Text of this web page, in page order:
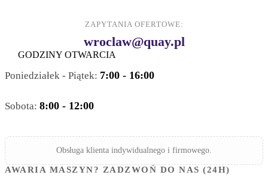
ZAPYTANIA OFERTOWE:
wroclaw@quay.pl
GODZINY OTWARCIA
Poniedziałek - Piątek: 7:00 - 16:00
Sobota: 8:00 - 12:00
Obsługa klienta indywidualnego i firmowego.
AWARIA MASZYN? ZADZWOŃ DO NAS (24H)